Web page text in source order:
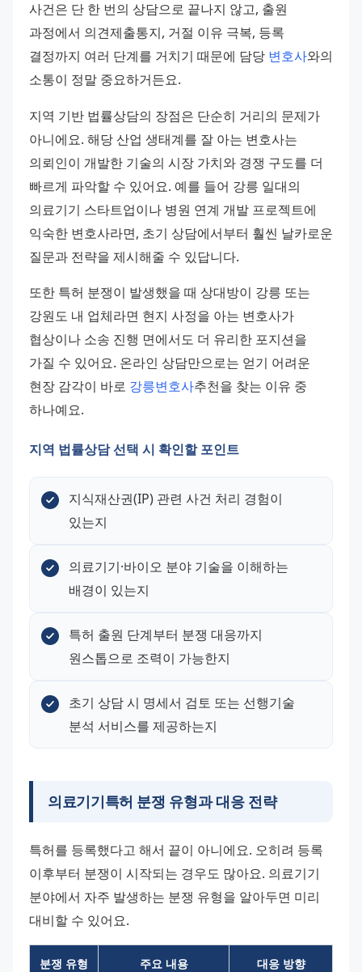
사건은 단 한 번의 상담으로 끝나지 않고, 출원
과정에서 의견제출통지, 거절 이유 극복, 등록
결정까지 여러 단계를 거치기 때문에 담당 변호사와의
소통이 정말 중요하거든요.
지역 기반 법률상담의 장점은 단순히 거리의 문제가
아니에요. 해당 산업 생태계를 잘 아는 변호사는
의뢰인이 개발한 기술의 시장 가치와 경쟁 구도를 더
빠르게 파악할 수 있어요. 예를 들어 강릉 일대의
의료기기 스타트업이나 병원 연계 개발 프로젝트에
익숙한 변호사라면, 초기 상담에서부터 훨씬 날카로운
질문과 전략을 제시해줄 수 있답니다.
또한 특허 분쟁이 발생했을 때 상대방이 강릉 또는
강원도 내 업체라면 현지 사정을 아는 변호사가
협상이나 소송 진행 면에서도 더 유리한 포지션을
가질 수 있어요. 온라인 상담만으로는 얻기 어려운
현장 감각이 바로 강릉변호사추천을 찾는 이유 중
하나예요.
지역 법률상담 선택 시 확인할 포인트
지식재산권(IP) 관련 사건 처리 경험이
있는지
의료기기·바이오 분야 기술을 이해하는
배경이 있는지
특허 출원 단계부터 분쟁 대응까지
원스톱으로 조력이 가능한지
초기 상담 시 명세서 검토 또는 선행기술
분석 서비스를 제공하는지
의료기기특허 분쟁 유형과 대응 전략
특허를 등록했다고 해서 끝이 아니에요. 오히려 등록
이후부터 분쟁이 시작되는 경우도 많아요. 의료기기
분야에서 자주 발생하는 분쟁 유형을 알아두면 미리
대비할 수 있어요.
분쟁 유형 주요 내용 대응 방향